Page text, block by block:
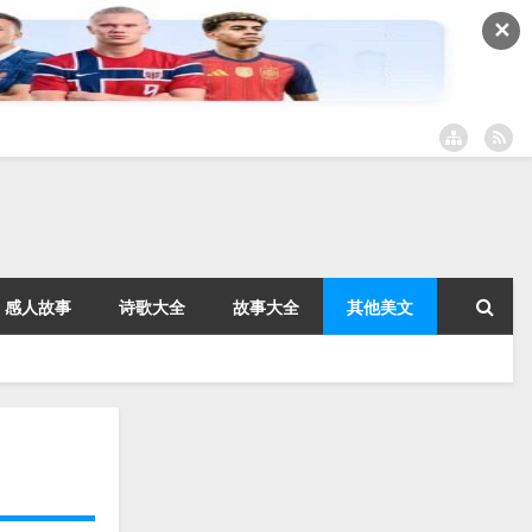
✕
感人故事 诗歌大全 故事大全 其他美文